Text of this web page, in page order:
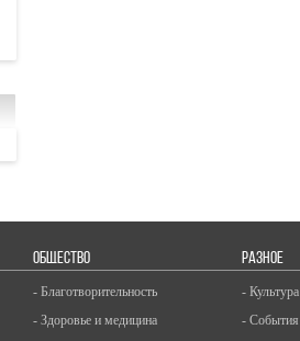
ОБЩЕСТВО
- Благотворительность
- Здоровье и медицина
РАЗНОЕ
- Культура
- События